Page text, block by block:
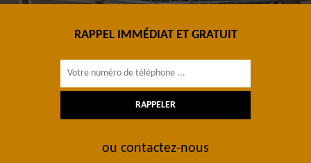
RAPPEL IMMÉDIAT ET GRATUIT
ou contactez-nous